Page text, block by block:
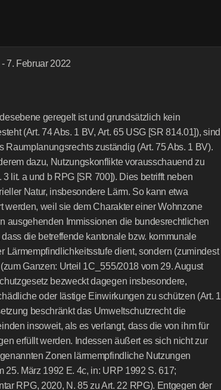
7. Februar 2022
geregelt ist und grundsätzlich kein
(Art. 74 Abs. 1 BV, Art. 65 USG [SR 814.01]), sind
Raumplanungsrechts zuständig (Art. 75 Abs. 1 BV).
dazu, Nutzungskonflikte vorausschauend zu
lit. a und b RPG [SR 700]). Dies betrifft neben
Natur, insbesondere Lärm. So kann etwa
weil sie dem Charakter einer Wohnzone
ausgehenden Immissionen die bundesrechtlichen
die betreffende kantonale bzw. kommunale
Lärmempfindlichkeitsstufe dient, sondern (zumindest
Ganzen: Urteil 1C_555/2018 vom 29. August
bezweckt dagegen insbesondere,
oder lästige Einwirkungen zu schützen (Art. 1
beschränkt das Umweltschutzrecht die
insoweit, als es verlangt, dass die von ihm für
erfüllt werden. Indessen äußert es sich nicht zur
Zonen lärmempfindliche Nutzungen
25. März 1992 E. 4c, in: URP 1992 S. 617;
RPG, 2020, N. 85 zu Art. 22 RPG). Entgegen der